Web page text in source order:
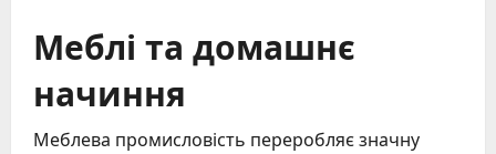
Меблі та домашнє
начиння
Меблева промисловість переробляє значну